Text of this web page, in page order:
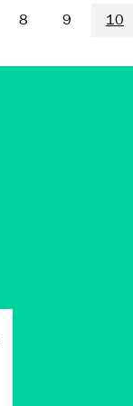
8 9 10